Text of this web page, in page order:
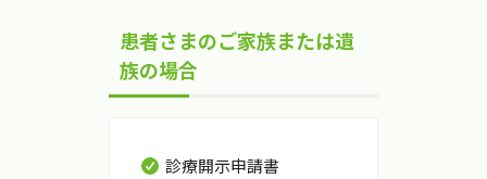
患者さまのご家族または遺
族の場合
診療開示申請書